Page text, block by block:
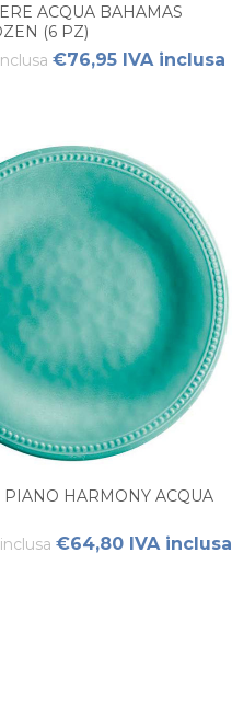
ACQUA BAHAMAS
(6 PZ)
€76,95 IVA inclusa
PIANO HARMONY ACQUA
€64,80 IVA inclusa